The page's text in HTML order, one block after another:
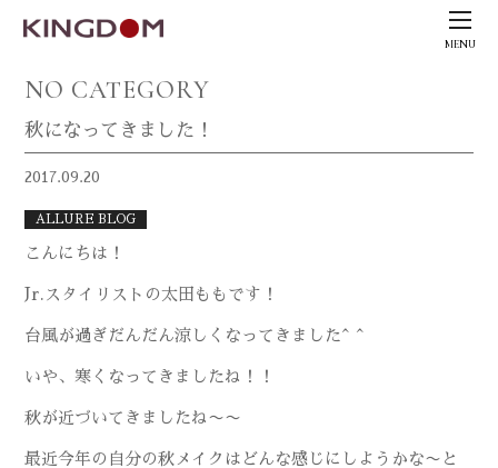
MENU
NO CATEGORY
秋になってきました！
2017.09.20
ALLURE BLOG
こんにちは！
Jr.スタイリストの太田ももです！
台風が過ぎだんだん涼しくなってきました^ ^
いや、寒くなってきましたね！！
秋が近づいてきましたね〜〜
最近今年の自分の秋メイクはどんな感じにしようかな〜と